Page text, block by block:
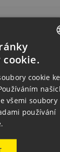
ENGLISH
GERMAN
cookie ke
všemi soubory
používání